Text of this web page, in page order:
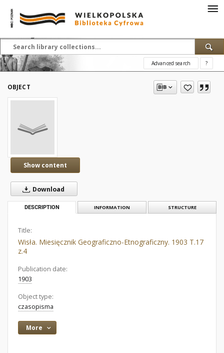
Advanced search ?
OBJECT
Show content
Download
DESCRIPTION INFORMATION STRUCTURE
Title:
Wisła. Miesięcznik Geograficzno-Etnograficzny. 1903 T.17
z.4
Publication date:
1903
Object type:
czasopisma
More